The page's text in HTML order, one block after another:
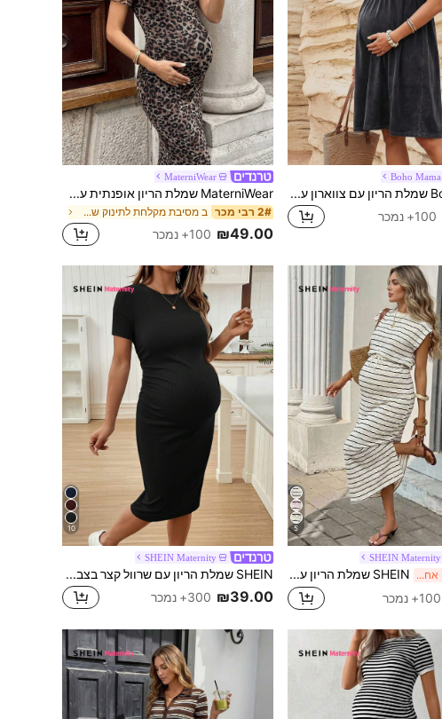
Boho Mama
Boho Mama שמלת הריון עם צווארון עגול ושרוולים קצרים
100+ נמכר
MaterniWear
MaterniWear שמלת הריון אופנתית עם הדפס נמר לקיץ
2# רבי מכר ב מסיבת מקלחת לתינוק שמלות הריון
₪49.00 100+ נמכר
5
SHEIN Maternity
3 ימים אחרונים SHEIN שמלת הריון עם צווארון עגול ופסים, שרוולים קצרים, קשירה במותניים, אופנתית
100+ נמכר
10
SHEIN Maternity
SHEIN שמלת הריון עם שרוול קצר בצבע אחיד
₪39.00 300+ נמכר